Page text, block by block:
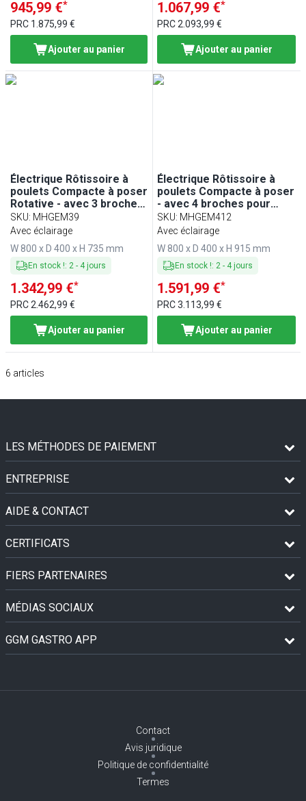
945,99 €*
PRC 1.875,99 €
Ajouter au panier
1.067,99 €*
PRC2.093,99 €
Ajouter au panier
Électrique Rôtissoire à
poulets Compacte à poser
Rotative - avec 3 broches
pour jusqu’à 9 poulets -
6,6kW
SKU: MHGEM39
Avec éclairage
W 800 x D 400 x H 735 mm
En stock !: 2- 4 jours
1.342,99 €*
PRC2.462,99 €
Ajouter au panier
Électrique Rôtissoire à
poulets Compacte à poser
- avec 4 broches pour
jusqu’à 12 poulets - 8,8kW
SKU: MHGEM412
Avec éclairage
W 800 x D 400 x H 915 mm
En stock !: 2 - 4 jours
1.591,99 €*
PRC3.113,99 €
Ajouter au panier
6 articles
LES MÉTHODES DE PAIEMENT
ENTREPRISE
AIDE & CONTACT
CERTIFICATS
FIERS PARTENAIRES
MÉDIAS SOCIAUX
GGM GASTRO APP
Contact
Avis juridique
Politique de confidentialité
Termes